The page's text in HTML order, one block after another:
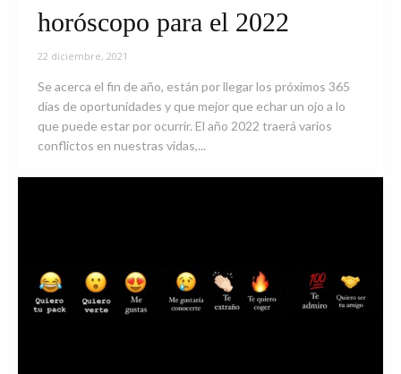
horóscopo para el 2022
22 diciembre, 2021
Se acerca el fin de año, están por llegar los próximos 365
días de oportunidades y que mejor que echar un ojo a lo
que puede estar por ocurrir. El año 2022 traerá varios
conflictos en nuestras vidas,...